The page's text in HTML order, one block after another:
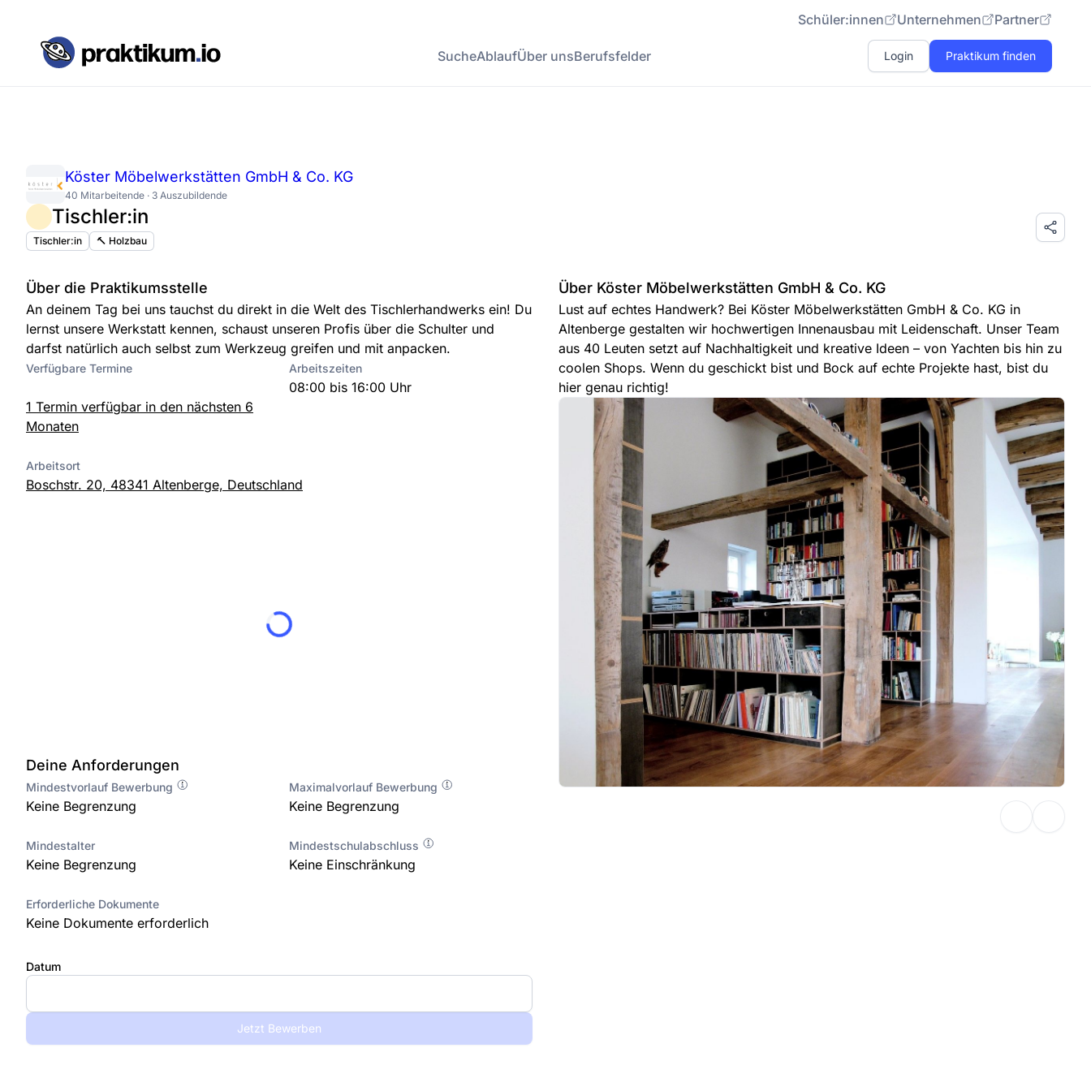
Schüler:innen Unternehmen Partner
SucheAblaufÜber unsBerufsfelder Login Praktikum finden
Köster Möbelwerkstätten GmbH & Co. KG
40 Mitarbeitende · 3 Auszubildende
Tischler:in
Tischler:in 🔨 Holzbau
Über die Praktikumsstelle
An deinem Tag bei uns tauchst du direkt in die Welt des Tischlerhandwerks ein! Du
lernst unsere Werkstatt kennen, schaust unseren Profis über die Schulter und
darfst natürlich auch selbst zum Werkzeug greifen und mit anpacken.
Verfügbare Termine
1 Termin verfügbar in den nächsten 6
Monaten
Arbeitszeiten
08:00 bis 16:00 Uhr
Arbeitsort
Boschstr. 20, 48341 Altenberge, Deutschland
Deine Anforderungen
Mindestvorlauf Bewerbung
Keine Begrenzung
Maximalvorlauf Bewerbung
Keine Begrenzung
Mindestalter
Keine Begrenzung
Mindestschulabschluss
Keine Einschränkung
Erforderliche Dokumente
Keine Dokumente erforderlich
Über Köster Möbelwerkstätten GmbH & Co. KG
Lust auf echtes Handwerk? Bei Köster Möbelwerkstätten GmbH & Co. KG in
Altenberge gestalten wir hochwertigen Innenausbau mit Leidenschaft. Unser Team
aus 40 Leuten setzt auf Nachhaltigkeit und kreative Ideen – von Yachten bis hin zu
coolen Shops. Wenn du geschickt bist und Bock auf echte Projekte hast, bist du
hier genau richtig!
Datum
Jetzt Bewerben